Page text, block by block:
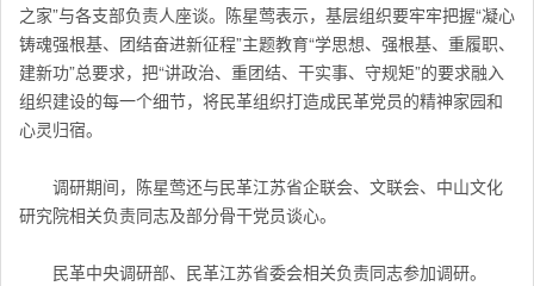
之家”与各支部负责人座谈。陈星莺表示，基层组织要牢牢把握“凝心
铸魂强根基、团结奋进新征程”主题教育“学思想、强根基、重履职、
建新功”总要求，把“讲政治、重团结、干实事、守规矩”的要求融入
组织建设的每一个细节，将民革组织打造成民革党员的精神家园和
心灵归宿。
调研期间，陈星莺还与民革江苏省企联会、文联会、中山文化
研究院相关负责同志及部分骨干党员谈心。
民革中央调研部、民革江苏省委会相关负责同志参加调研。